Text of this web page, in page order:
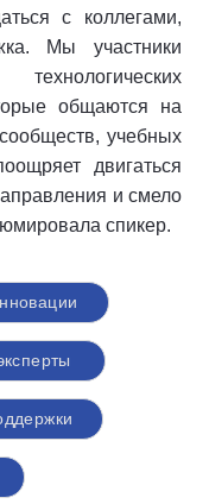
с коллегами,
Мы участники
общаются на
учебных
двигаться
и смело
спикер.